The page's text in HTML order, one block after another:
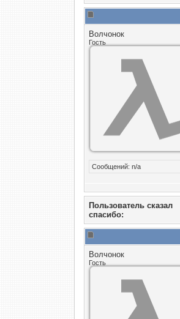
Волчонок
Гость
Сообщений: n/a
Пользователь сказал
cпасибо:
Волчонок
Гость